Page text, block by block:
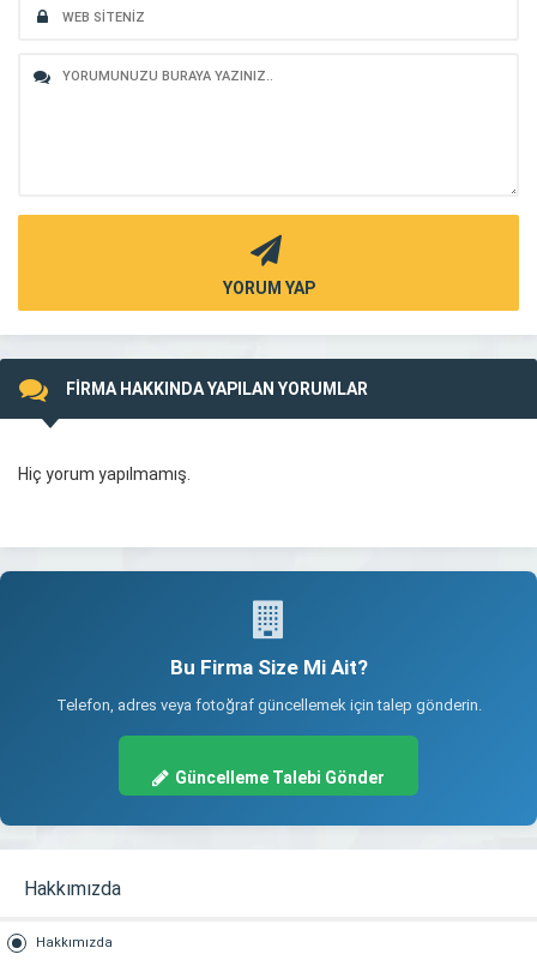
YORUM YAP
FİRMA HAKKINDA YAPILAN YORUMLAR
Hiç yorum yapılmamış.
Bu Firma Size Mi Ait?
Telefon, adres veya fotoğraf güncellemek için talep gönderin.
Güncelleme Talebi Gönder
Hakkımızda
Hakkımızda